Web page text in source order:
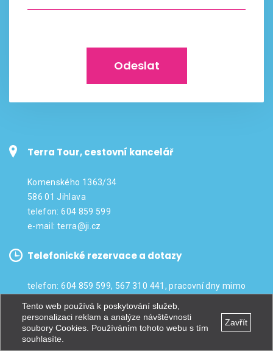
Tento web používá k poskytování služeb,
personalizaci reklam a analýze návštěvnosti
soubory Cookies. Používáním tohoto webu s tím
souhlasíte.
Zavřít
Odeslat
Terra Tour, cestovní kancelář
Komenského 1363/34
586 01 Jihlava
telefon: 604 859 599
e-mail: terra@ji.cz
Telefonické rezervace a dotazy
telefon: 604 859 599, 567 310 441, pracovní dny mimo
Otevírací doba pobočky Jihlava